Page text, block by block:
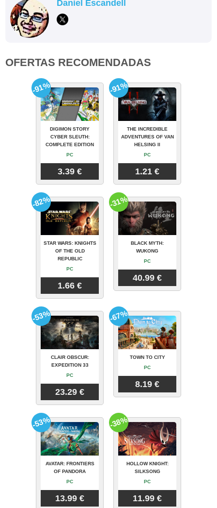
Daniel Escandell
OFERTAS RECOMENDADAS
DIGIMON STORY
CYBER SLEUTH:
COMPLETE EDITION
PC
3.39 €
-91%
THE INCREDIBLE
ADVENTURES OF VAN
HELSING II
PC
1.21 €
-91%
STAR WARS: KNIGHTS
OF THE OLD
REPUBLIC
PC
1.66 €
-82%
BLACK MYTH:
WUKONG
PC
40.99 €
-31%
CLAIR OBSCUR:
EXPEDITION 33
PC
23.29 €
-53%
TOWN TO CITY
PC
8.19 €
-67%
AVATAR: FRONTIERS
OF PANDORA
PC
13.99 €
-53%
HOLLOW KNIGHT:
SILKSONG
PC
11.99 €
-38%